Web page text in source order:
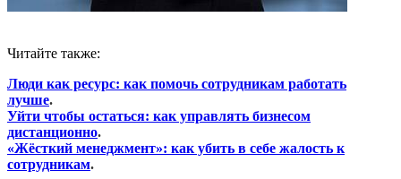
Читайте также:
Люди как ресурс: как помочь сотрудникам работать
лучше.
Уйти чтобы остаться: как управлять бизнесом
дистанционно.
«Жёсткий менеджмент»: как убить в себе жалость к
сотрудникам.